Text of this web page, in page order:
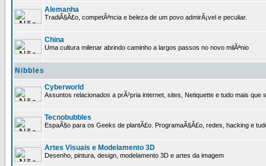
Alemanha
TradiÃ§Ã£o, competÃªncia e beleza de um povo admirÃ¡vel e peculiar.
China
Uma cultura milenar abrindo caminho a largos passos no novo milÃªnio
Nibbles
Cyberworld
Assuntos relacionados a prÃ³pria internet, sites, Netiquette e tudo mais que
Tecnobubbles
EspaÃ§o para os Geeks de plantÃ£o. ProgramaÃ§Ã£o, redes, hacking e
Artes Visuais e Modelamento 3D
Desenho, pintura, design, modelamento 3D e artes da imagem